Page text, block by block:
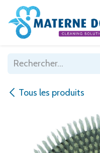
Se rendre au contenu
Tous les produits